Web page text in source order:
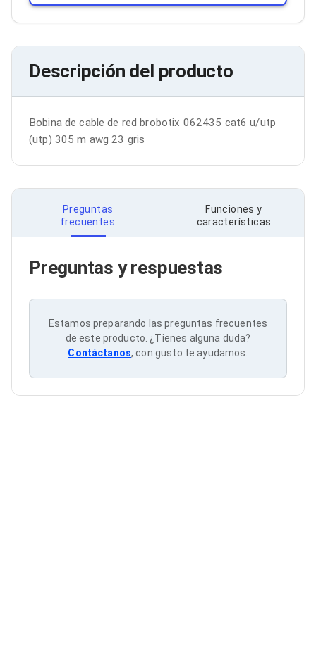
Bluetooth
Adaptadores Video DisplayPort
Divisores de Video
Adaptadores Video HDMI
Extensores y Receptores de Vídeo
Adaptadores Video VGA / HD15
Repetidores USB
Adaptadores Audio AUX
Dispositivos de Entrada
Mousepads
Teclados
Controles de Juego para PC
Servidores
Charolas para Racks y Gabinetes
Cableado Estructurado para Servidores
Cables KVM
Enfriamiento para Servidores
Soportes y Paneles
Descripción del producto
Bobina de cable de red brobotix 062435 cat6 u/utp
(utp) 305 m awg 23 gris
Preguntas
frecuentes
Funciones y
características
Preguntas y respuestas
Estamos preparando las preguntas frecuentes
de este producto. ¿Tienes alguna duda?
Contáctanos, con gusto te ayudamos.